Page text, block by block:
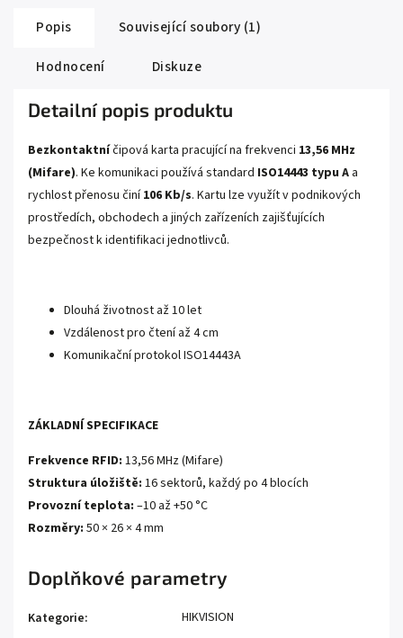
Popis
Související soubory (1)
Hodnocení
Diskuze
Detailní popis produktu
Bezkontaktníčipová karta pracující na frekvenci 13,56 MHz
(Mifare). Ke komunikaci používá standard ISO14443 typu A a
rychlost přenosu činí106 Kb/s. Kartu lze využít v podnikových
prostředích, obchodech a jiných zařízeních zajišťujících
bezpečnost k identifikaci jednotlivců.
Dlouhá životnost až 10 let
Vzdálenost pro čtení až 4 cm
Komunikační protokol ISO14443A
ZÁKLADNÍ SPECIFIKACE
Frekvence RFID: 13,56 MHz (Mifare)
Struktura úložiště: 16 sektorů, každý po 4 blocích
Provozní teplota: –10 až +50 °C
Rozměry: 50 × 26 × 4 mm
Doplňkové parametry
Kategorie:
HIKVISION